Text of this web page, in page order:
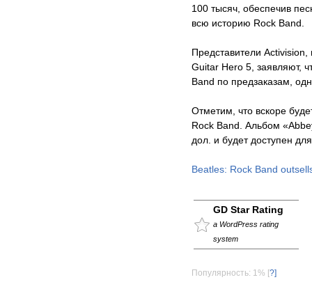
100 тысяч, обеспечив
всю историю Rock Band.
Представители
Guitar Hero 5, заявляют,
Band по предзаказам,
Отметим, что вскоре
Rock Band. Альбом
дол. и будет доступен
Beatles: Rock Band
GD Star Rating
a WordPress rating
system
Популярность: 1% [?]